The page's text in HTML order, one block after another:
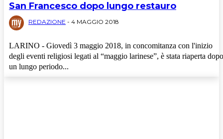
San Francesco dopo lungo restauro
REDAZIONE - 4 MAGGIO 2018
LARINO - Giovedì 3 maggio 2018, in concomitanza con l'inizio
degli eventi religiosi legati al “maggio larinese”, è stata riaperta dopo
un lungo periodo...